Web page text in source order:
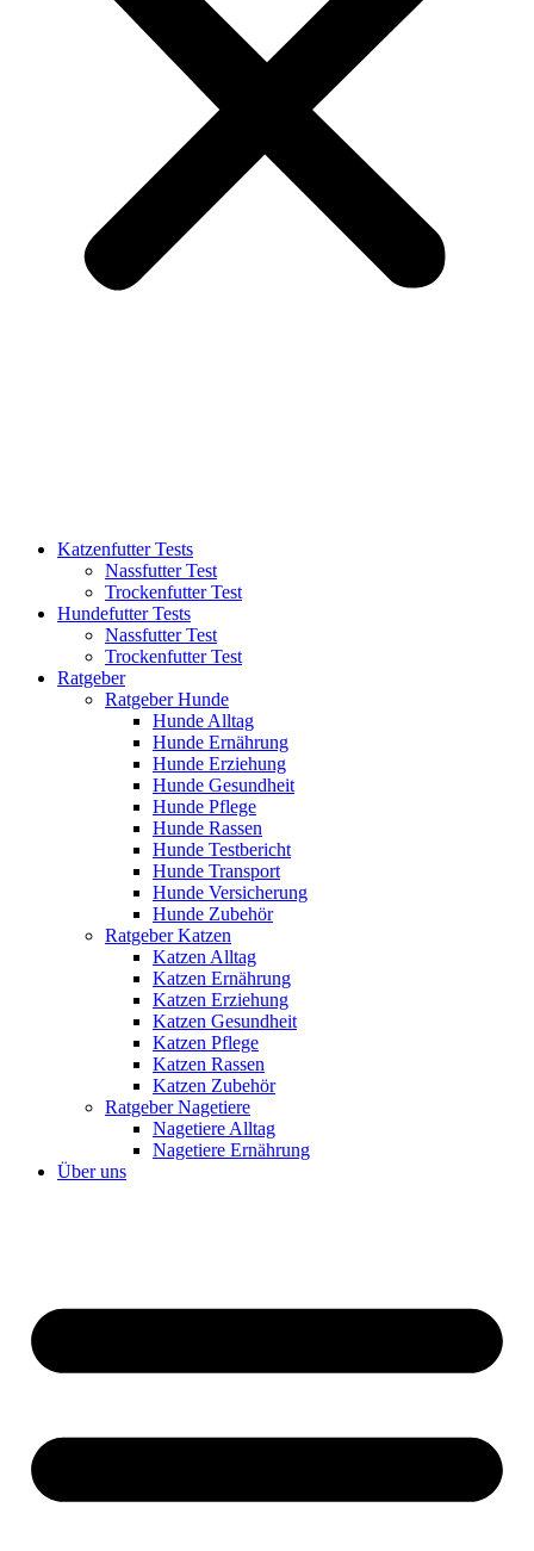
Katzenfutter Tests
Nassfutter Test
Trockenfutter Test
Hundefutter Tests
Nassfutter Test
Trockenfutter Test
Ratgeber
Ratgeber Hunde
Hunde Alltag
Hunde Ernährung
Hunde Erziehung
Hunde Gesundheit
Hunde Pflege
Hunde Rassen
Hunde Testbericht
Hunde Transport
Hunde Versicherung
Hunde Zubehör
Ratgeber Katzen
Katzen Alltag
Katzen Ernährung
Katzen Erziehung
Katzen Gesundheit
Katzen Pflege
Katzen Rassen
Katzen Zubehör
Ratgeber Nagetiere
Nagetiere Alltag
Nagetiere Ernährung
Über uns